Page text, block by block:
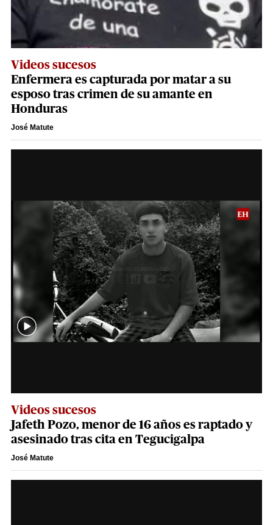
Videos sucesos
Enfermera es capturada por matar a su
esposo tras crimen de su amante en
Honduras
José Matute
Videos sucesos
Jafeth Pozo, menor de 16 años es raptado y
asesinado tras cita en Tegucigalpa
José Matute